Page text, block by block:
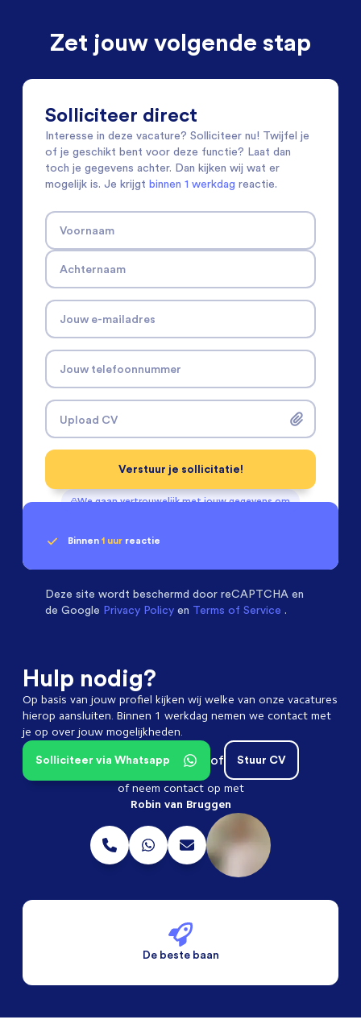
Zet jouw volgende stap
Solliciteer direct
Interesse in deze vacature? Solliciteer nu! Twijfel je
of je geschikt bent voor deze functie? Laat dan
toch je gegevens achter. Dan kijken wij wat er
mogelijk is. Je krijgt binnen 1 werkdag reactie.
Voornaam
Achternaam
Jouw e-mailadres
Jouw telefoonnummer
Upload CV
We gaan vertrouwelijk met jouw gegevens om
Verstuur je sollicitatie!
Binnen 1 uur reactie
Deze site wordt beschermd door reCAPTCHA en
de Google Privacy Policy en Terms of Service .
Hulp nodig?
Op basis van jouw profiel kijken wij welke van onze vacatures
hierop aansluiten. Binnen 1 werkdag nemen we contact met
je op over jouw mogelijkheden.
Stuur CV
of
Solliciteer via Whatsapp
of neem contact op met
Robin van Bruggen
De beste baan